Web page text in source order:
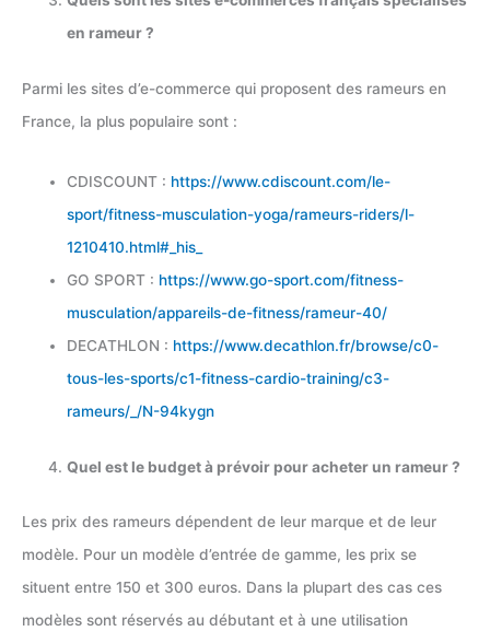
en rameur ?
Parmi les sites d’e-commerce qui proposent des rameurs en
France, la plus populaire sont :
CDISCOUNT : https://www.cdiscount.com/le-
sport/fitness-musculation-yoga/rameurs-riders/l-
1210410.html#_his_
GO SPORT : https://www.go-sport.com/fitness-
musculation/appareils-de-fitness/rameur-40/
DECATHLON : https://www.decathlon.fr/browse/c0-
tous-les-sports/c1-fitness-cardio-training/c3-
rameurs/_/N-94kygn
Quel est le budget à prévoir pour acheter un rameur ?
Les prix des rameurs dépendent de leur marque et de leur
modèle. Pour un modèle d’entrée de gamme, les prix se
situent entre 150 et 300 euros. Dans la plupart des cas ces
modèles sont réservés au débutant et à une utilisation